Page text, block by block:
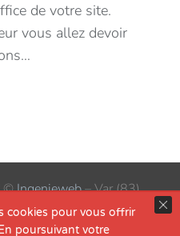
de votre site.
vous allez devoir
©Ingenieweb– Var (83)
|tel. 06-70-578-978
cookies pour vous offrir
poursuivant votre